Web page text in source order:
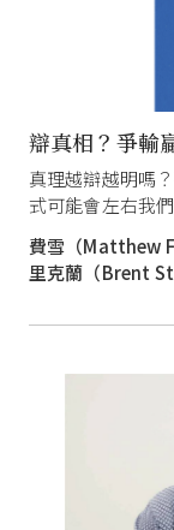
辯真相？爭輸
真理越辯越明嗎
式可能會左右我
費雪（Matthew
里克蘭（Brent